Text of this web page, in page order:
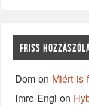
FRISS
Dom on Miért is
Imre Engi on